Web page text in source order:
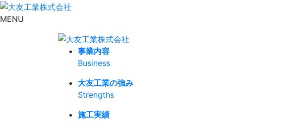
MENU
事業内容
Business
大友工業の強み
Strengths
施工実績